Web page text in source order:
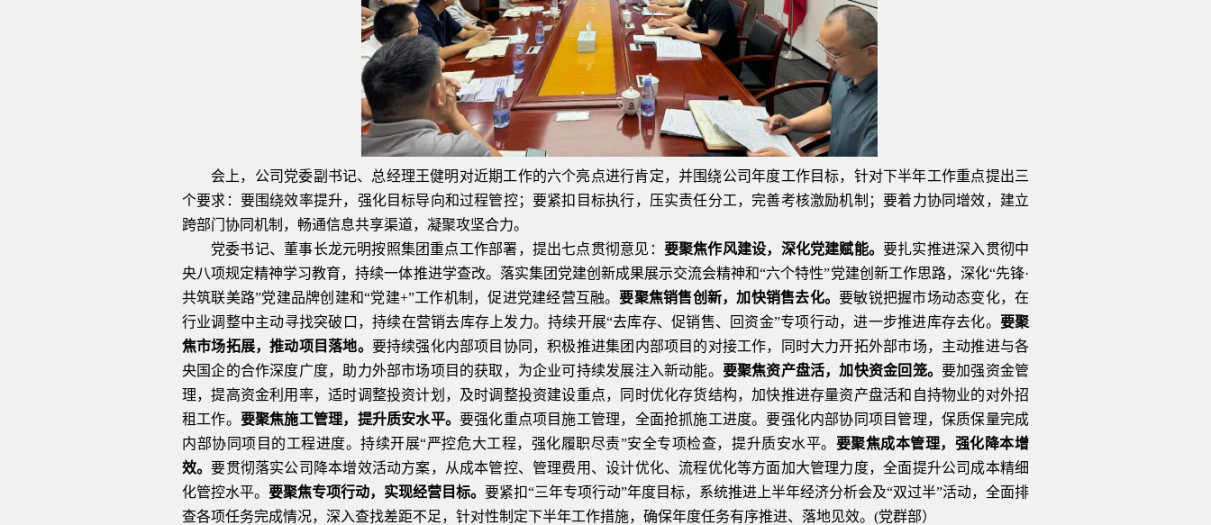
会上，公司党委副书记、总经理王健明对近期工作的六个亮点进行肯定，并围绕公司年度工作目标，针对下半年工作重点提出三
个要求：要围绕效率提升，强化目标导向和过程管控；要紧扣目标执行，压实责任分工，完善考核激励机制；要着力协同增效，建立
跨部门协同机制，畅通信息共享渠道，凝聚攻坚合力。
党委书记、董事长龙元明按照集团重点工作部署，提出七点贯彻意见： 要聚焦作风建设，深化党建赋能。要扎实推进深入贯彻中
央八项规定精神学习教育，持续一体推进学查改。落实集团党建创新成果展示交流会精神和“六个特性”党建创新工作思路，深化“先锋·
共筑联美路”党建品牌创建和“党建+”工作机制，促进党建经营互融。要聚焦销售创新，加快销售去化。要敏锐把握市场动态变化，在
行业调整中主动寻找突破口，持续在营销去库存上发力。持续开展“去库存、促销售、回资金”专项行动，进一步推进库存去化。 要聚
焦市场拓展，推动项目落地。 要持续强化内部项目协同，积极推进集团内部项目的对接工作，同时大力开拓外部市场，主动推进与各
央国企的合作深度广度，助力外部市场项目的获取，为企业可持续发展注入新动能。 要聚焦资产盘活，加快资金回笼。 要加强资金管
理，提高资金利用率，适时调整投资计划，及时调整投资建设重点，同时优化存货结构，加快推进存量资产盘活和自持物业的对外招
租工作。 要聚焦施工管理，提升质安水平。要强化重点项目施工管理，全面抢抓施工进度。要强化内部协同项目管理，保质保量完成
内部协同项目的工程进度。持续开展“严控危大工程，强化履职尽责”安全专项检查，提升质安水平。 要聚焦成本管理，强化降本增
效。要贯彻落实公司降本增效活动方案，从成本管控、管理费用、设计优化、流程优化等方面加大管理力度，全面提升公司成本精细
化管控水平。 要聚焦专项行动，实现经营目标。 要紧扣“三年专项行动”年度目标，系统推进上半年经济分析会及“双过半”活动，全面排
查各项任务完成情况，深入查找差距不足，针对性制定下半年工作措施，确保年度任务有序推进、落地见效。(党群部）